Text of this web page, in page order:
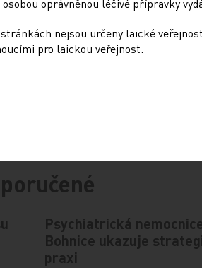
Psychiatrická
Bohnice ukazuje
praxi
oprávněnou léčivé přípravky
nejsou určeny laické
pro laickou veřejnost.